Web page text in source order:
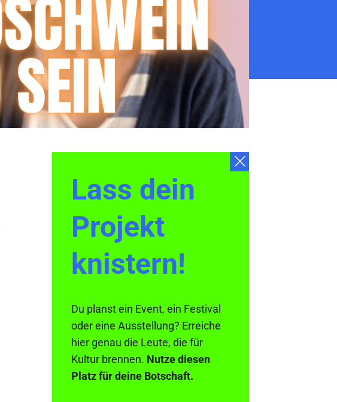
Lass dein
Projekt
knistern!
Du planst ein Event, ein Festival
oder eine Ausstellung? Erreiche
hier genau die Leute, die für
Kultur brennen. Nutze diesen
Platz für deine Botschaft.